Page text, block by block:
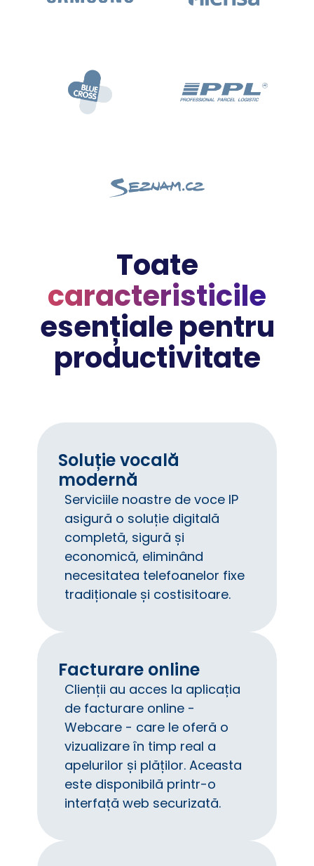
Toate
caracteristicile
esențiale pentru
productivitate
Soluție vocală
modernă
Serviciile noastre de voce IP
asigură o soluție digitală
completă, sigură și
economică, eliminând
necesitatea telefoanelor fixe
tradiționale și costisitoare.
Facturare online
Clienții au acces la aplicația
de facturare online -
Webcare - care le oferă o
vizualizare în timp real a
apelurilor și plăților. Aceasta
este disponibilă printr-o
interfață web securizată.